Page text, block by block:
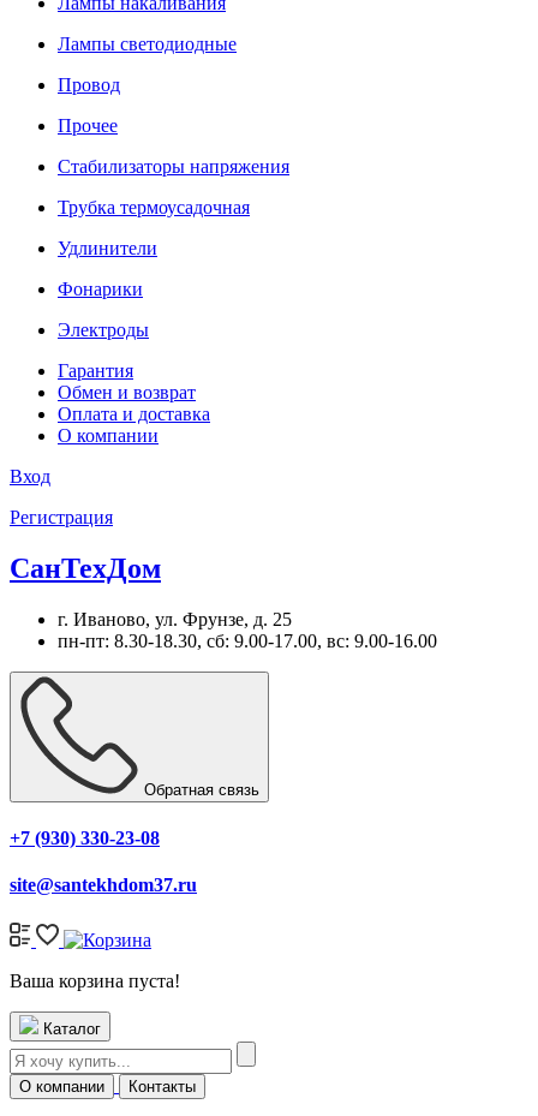
Лампы светодиодные
Провод
Прочее
Стабилизаторы напряжения
Трубка термоусадочная
Удлинители
Фонарики
Электроды
Гарантия
Обмен и возврат
Оплата и доставка
О компании
Вход
Регистрация
СанТехДом
г. Иваново, ул. Фрунзе, д. 25
пн-пт: 8.30-18.30, сб: 9.00-17.00, вс: 9.00-16.00
Обратная связь
+7 (930) 330-23-08
site@santekhdom37.ru
Ваша корзина пуста!
Каталог
О компании Контакты